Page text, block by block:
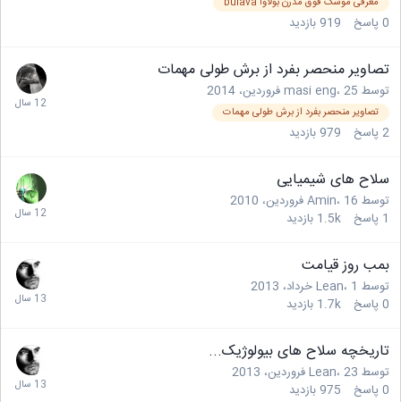
0پاسخ 919بازدید
تصاویر منحصر بفرد از برش طولی مهمات
توسط masi eng ،25 فروردین، 2014
تصاویر منحصر بفرد از برش طولی مهمات
2پاسخ 979بازدید
سلاح های شیمیایی
توسط Amin ،16 فروردین، 2010
پاسخ 1.5k بازدید
بمب روز قیامت
توسط Lean ، 1 خرداد، 2013
0پاسخ 1.7k بازدید
تاریخچه سلاح های بیولوژیک...
توسط Lean ،23 فروردین، 2013
0پاسخ 975بازدید